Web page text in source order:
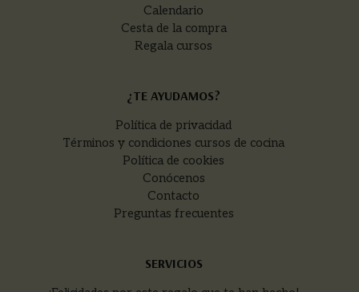
Calendario
Cesta de la compra
Regala cursos
¿TE AYUDAMOS?
Política de privacidad
Términos y condiciones cursos de cocina
Política de cookies
Conócenos
Contacto
Preguntas frecuentes
SERVICIOS